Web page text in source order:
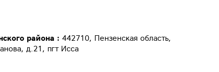
района : 442710, Пензенская область,
д.21, пгт Исса